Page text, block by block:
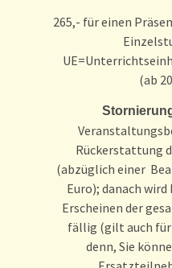
265,- für einen
(ab
Rückerstattung
(abzüglich einer
Euro); danach
Erscheinen der
fällig (gilt auch
denn, Sie